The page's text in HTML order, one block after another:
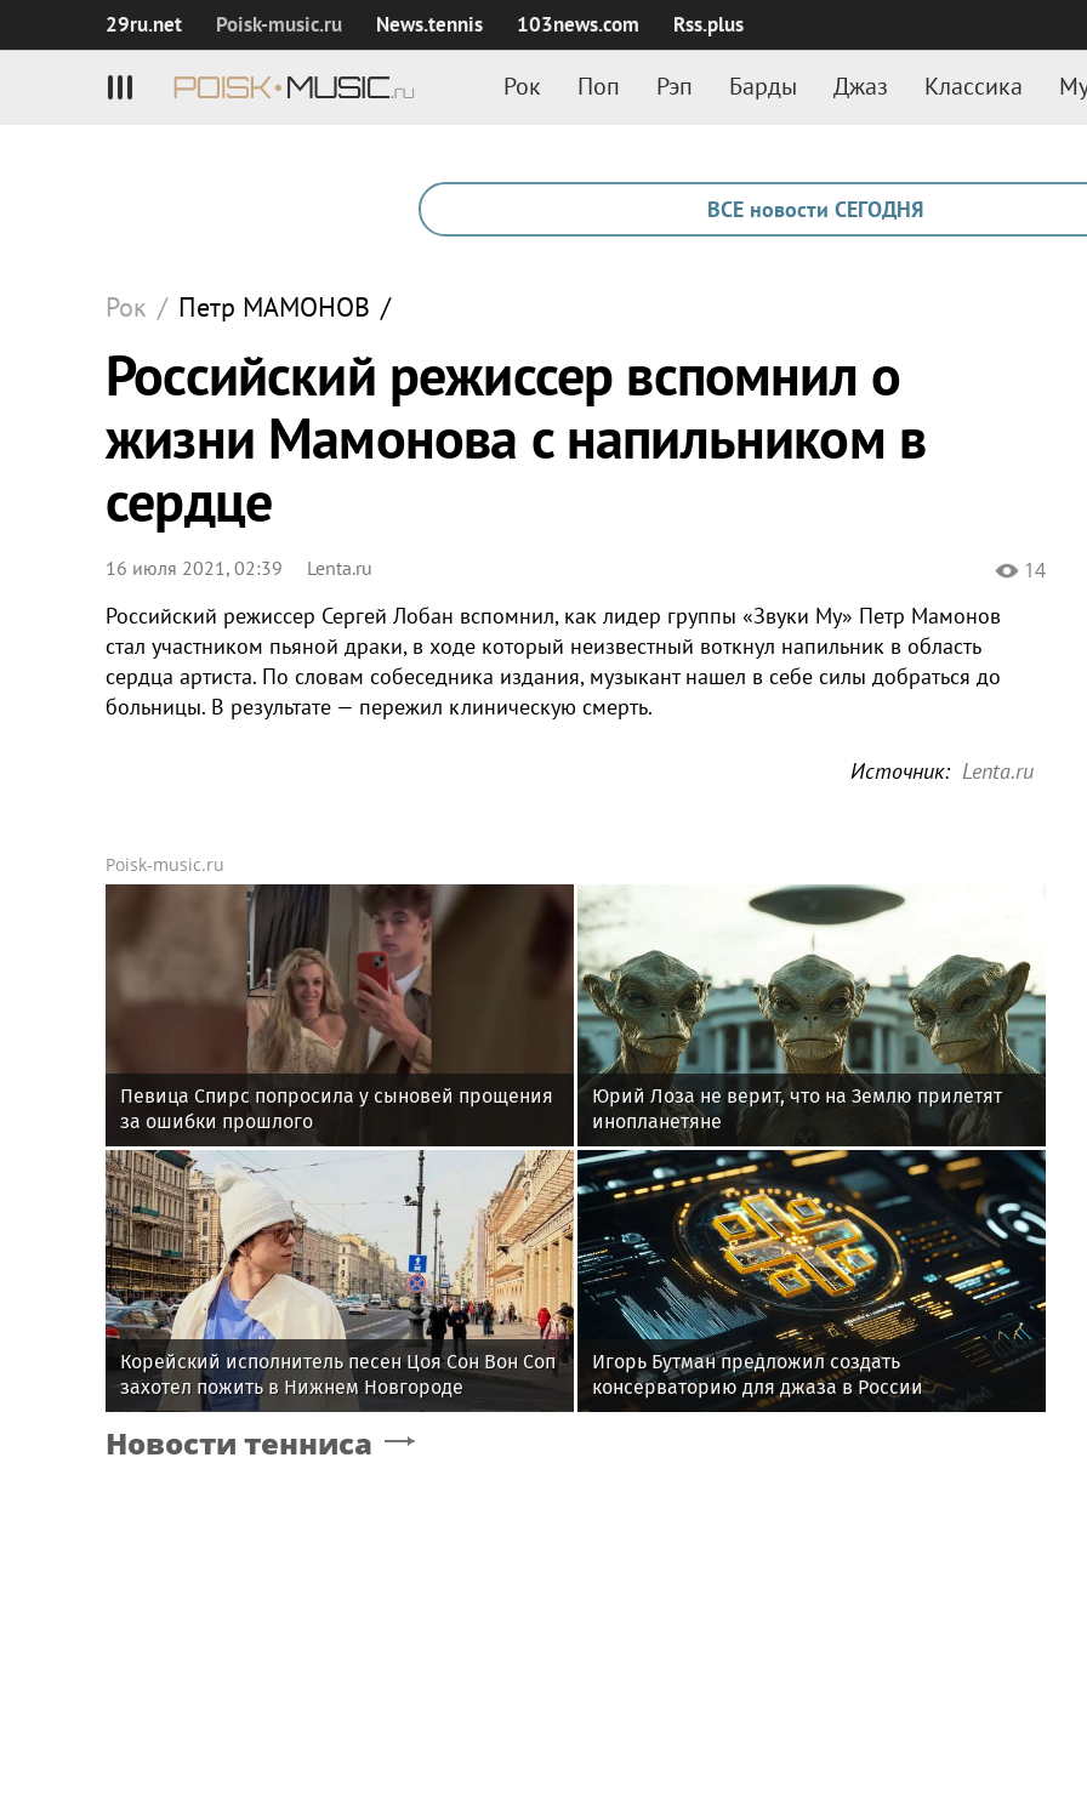
29ru.net Poisk‑music.ru News.tennis 103news.com Rss.plus
Рок Поп Рэп Барды Джаз Классика
ВСЕ новости СЕГОДНЯ
Рок / Петр МАМОНОВ /
Российский режиссер вспомнил о
жизни Мамонова с напильником в
сердце
16 июля 2021, 02:39 Lenta.ru 14
Российский режиссер Сергей Лобан вспомнил, как лидер группы «Звуки Му» Петр Мамонов
стал участником пьяной драки, в ходе который неизвестный воткнул напильник в область
сердца артиста. По словам собеседника издания, музыкант нашел в себе силы добраться до
больницы. В результате — пережил клиническую смерть.
Источник: Lenta.ru
Poisk-music.ru
Певица Спирс попросила у сыновей прощения
за ошибки прошлого
Юрий Лоза не верит, что на Землю прилетят
инопланетяне
Корейский исполнитель песен Цоя Сон Вон Соп
захотел пожить в Нижнем Новгороде
Игорь Бутман предложил создать
консерваторию для джаза в России
Новости тенниса